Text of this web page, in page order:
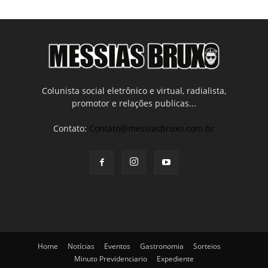
Colunista social eletrônico e virtual, radialista,
promotor e relações publicas...
Contato: Contato@messiasbruxo.com.br
Home Notícias Eventos Gastronomia
Sorteios
Minuto Previdenciario
Expediente